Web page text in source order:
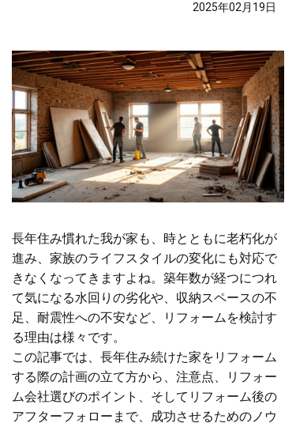
2025年02月19日
長年住み慣れた我が家も、時とともに老朽化が
進み、家族のライフスタイルの変化にも対応で
きなくなってきますよね。築年数が経つにつれ
て気になる水回りの劣化や、収納スペースの不
足、耐震性への不安など、リフォームを検討す
る理由は様々です。
この記事では、長年住み続けた家をリフォーム
する際の計画の立て方から、注意点、リフォー
ム会社選びのポイント、そしてリフォーム後の
アフターフォローまで、成功させるためのノウ